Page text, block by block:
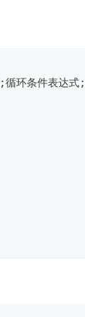
;循环条件表达式;